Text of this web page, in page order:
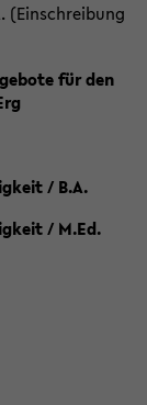
(Einschreibung
für den
/ B.A.
/ M.Ed.